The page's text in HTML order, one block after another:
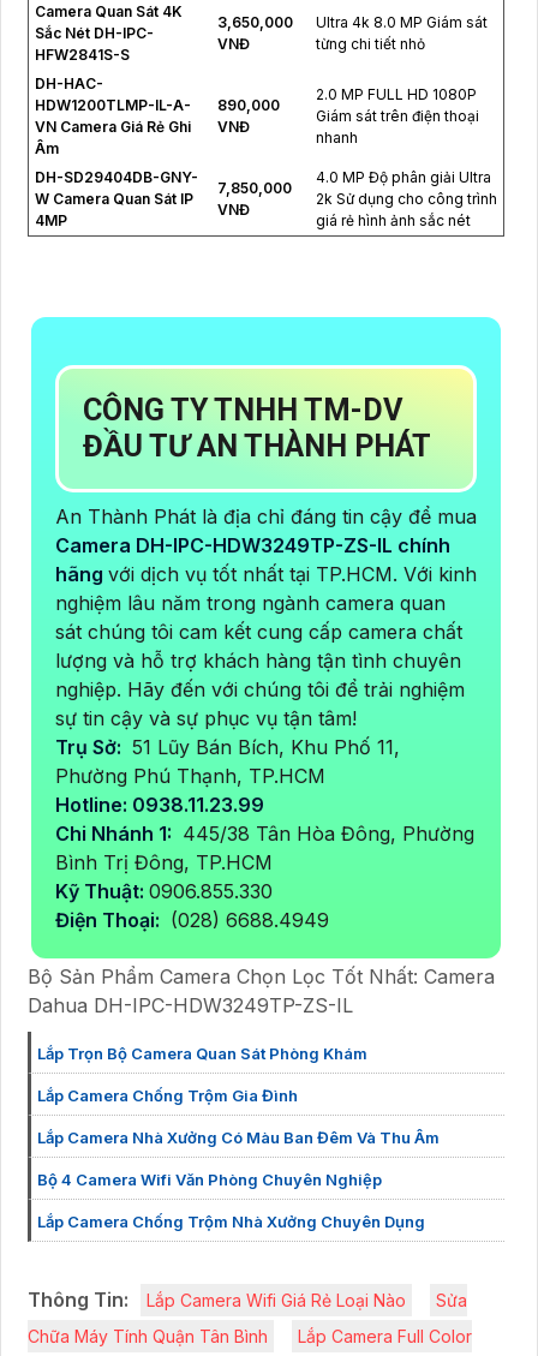
Camera Quan Sát 4K
Sắc Nét DH-IPC-
HFW2841S-S
3,650,000
VNĐ
Ultra 4k 8.0 MP Giám sát
từng chi tiết nhỏ
DH-HAC-
HDW1200TLMP-IL-A-
VN Camera Giá Rẻ Ghi
Âm
890,000
VNĐ
2.0 MP FULL HD 1080P
Giám sát trên điện thoại
nhanh
DH-SD29404DB-GNY-
W Camera Quan Sát IP
4MP
7,850,000
VNĐ
4.0 MP Độ phân giải Ultra
2k Sử dụng cho công trình
giá rẻ hình ảnh sắc nét
CÔNG TY TNHH TM-DV
ĐẦU TƯ AN THÀNH PHÁT
An Thành Phát là địa chỉ đáng tin cậy để mua
Camera DH-IPC-HDW3249TP-ZS-IL chính
hãng với dịch vụ tốt nhất tại TP.HCM. Với kinh
nghiệm lâu năm trong ngành camera quan
sát chúng tôi cam kết cung cấp camera chất
lượng và hỗ trợ khách hàng tận tình chuyên
nghiệp. Hãy đến với chúng tôi để trải nghiệm
sự tin cậy và sự phục vụ tận tâm!
Trụ Sở: 51 Lũy Bán Bích, Khu Phố 11,
Phường Phú Thạnh, TP.HCM
Hotline: 0938.11.23.99
Chi Nhánh 1: 445/38 Tân Hòa Đông, Phường
Bình Trị Đông, TP.HCM
Kỹ Thuật: 0906.855.330
Điện Thoại: (028) 6688.4949
Bộ Sản Phẩm Camera Chọn Lọc Tốt Nhất: Camera
Dahua DH-IPC-HDW3249TP-ZS-IL
Lắp Trọn Bộ Camera Quan Sát Phòng Khám
Lắp Camera Chống Trộm Gia Đình
Lắp Camera Nhà Xưởng Có Màu Ban Đêm Và Thu Âm
Bộ 4 Camera Wifi Văn Phòng Chuyên Nghiệp
Lắp Camera Chống Trộm Nhà Xưởng Chuyên Dụng
Thông Tin: Lắp Camera Wifi Giá Rẻ Loại Nào
Sửa
Chữa Máy Tính Quận Tân Bình
Lắp Camera Full Color